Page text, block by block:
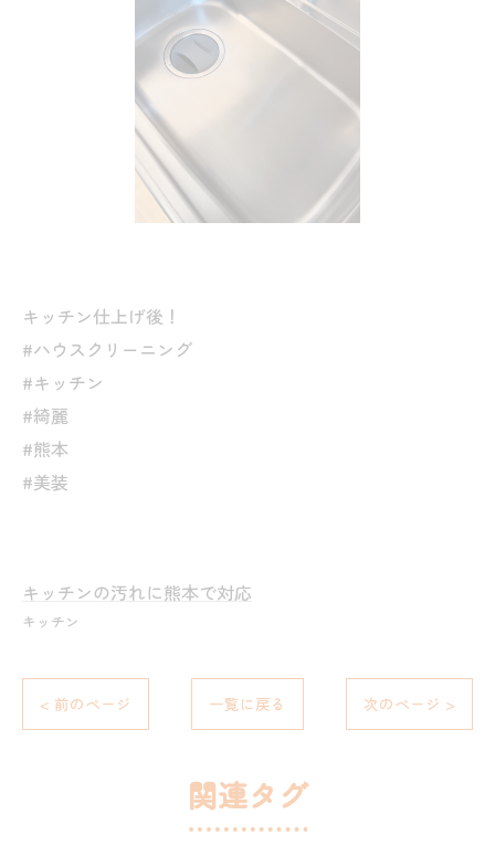
キッチン仕上げ後！
#ハウスクリーニング
#キッチン
#綺麗
#熊本
#美装
キッチンの汚れに熊本で対応
キッチン
< 前のページ 一覧に戻る 次のページ >
関連タグ